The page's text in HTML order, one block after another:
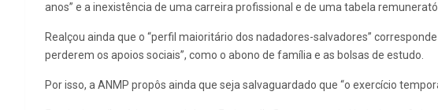
anos” e a inexistência de uma carreira profissional e de uma tabela
Realçou ainda que o “perfil maioritário dos nadadores-salvadores”
perderem os apoios sociais”, como o abono de família e as bolsas de estudo.
Por isso, a ANMP propôs ainda que seja salvaguardado que “o exercício